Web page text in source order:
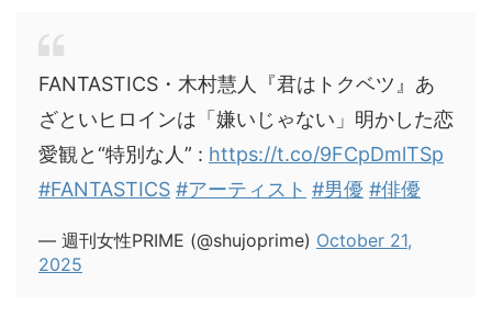
FANTASTICS・木村慧人『君はトクベツ』あ
ざといヒロインは「嫌いじゃない」明かした恋
愛観と“特別な人” : https://t.co/9FCpDmlTSp
#FANTASTICS #アーティスト #男優 #俳優
— 週刊女性PRIME (@shujoprime) October 21,
2025